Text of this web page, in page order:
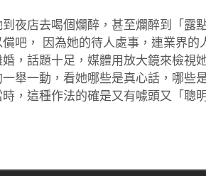
夜店去喝個爛醉，甚至爛醉到「露
吧， 因為她的待人處事，連業界的
，話題十足，媒體用放大鏡來檢視
舉一動，看她哪些是真心話，哪些
，這種作法的確是又有噱頭又「聰